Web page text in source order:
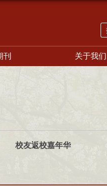
刊 关于我们
校友返校嘉年华